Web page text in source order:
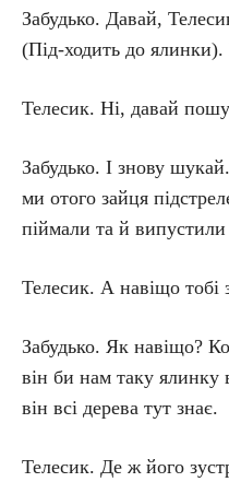
Забудько. Давай,
(Під-ходить до
Телесик. Ні, давай
Забудько. І знову
ми отого зайця
піймали та й
Телесик. А навіщо тобі
Забудько. Як навіщо?
він би нам таку
він всі дерева тут знає.
Телесик. Де ж його